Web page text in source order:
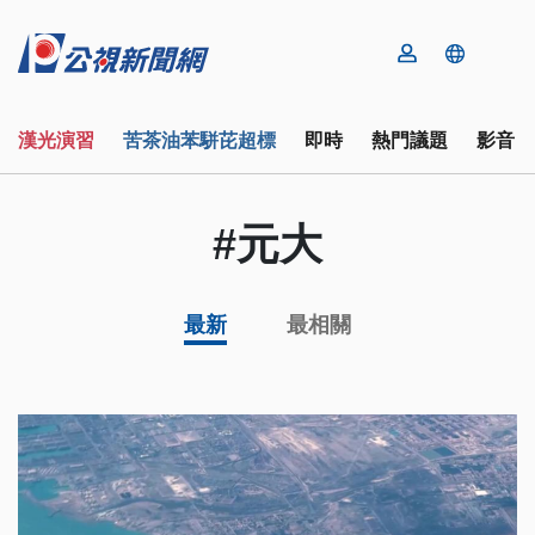
漢光演習 苦茶油苯駢芘超標 即時 熱門議題 影音
#元大
最新 最相關